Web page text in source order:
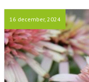
16 december, 2024